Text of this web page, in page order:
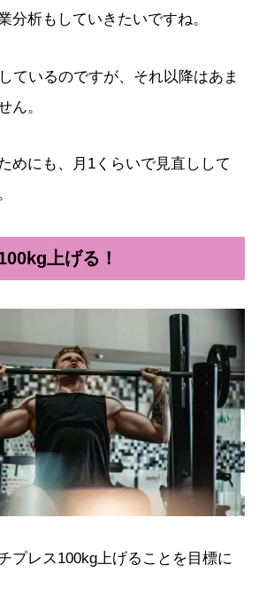
分析もしていきたいですね。
ているのですが、それ以降はあま
ん。
めにも、月1くらいで見直しして
上げる！
プレス100kg上げることを目標に